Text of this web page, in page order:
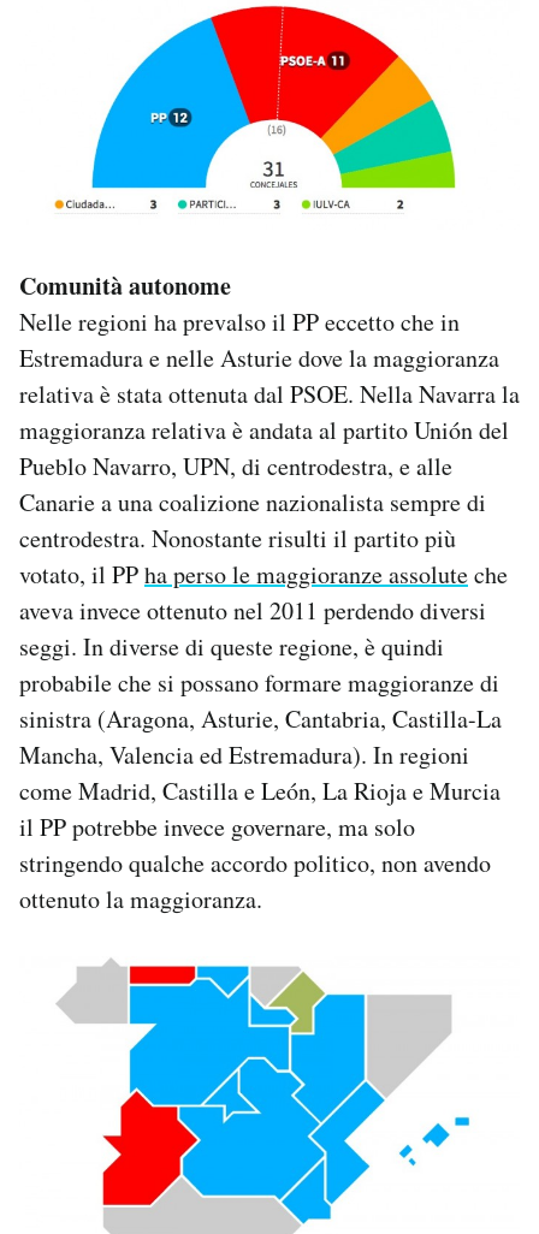
Comunità autonome
Nelle regioni ha prevalso il PP eccetto che in
Estremadura e nelle Asturie dove la maggioranza
relativa è stata ottenuta dal PSOE. Nella Navarra la
maggioranza relativa è andata al partito Unión del
Pueblo Navarro, UPN, di centrodestra, e alle
Canarie a una coalizione nazionalista sempre di
centrodestra. Nonostante risulti il partito più
votato, il PPha perso le maggioranze assoluteche
aveva invece ottenuto nel 2011 perdendo diversi
seggi. In diverse di queste regione, è quindi
probabile che si possano formare maggioranze di
sinistra (Aragona, Asturie, Cantabria, Castilla-La
Mancha, Valencia ed Estremadura). In regioni
come Madrid, Castilla e León, La Rioja e Murcia
il PP potrebbe invece governare, ma solo
stringendo qualche accordo politico, non avendo
ottenuto la maggioranza.